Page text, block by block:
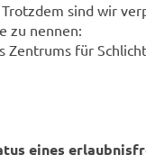
sind wir
zu nennen:
Zentrums für
eines